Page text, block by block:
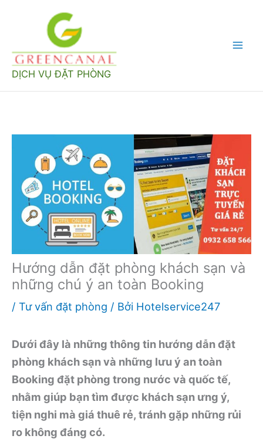
dung
DỊCH VỤ ĐẶT PHÒNG
Hướng dẫn đặt phòng khách sạn và
những chú ý an toàn Booking
/ Tư vấn đặt phòng / Bởi Hotelservice247
Dưới đây là những thông tin hướng dẫn đặt
phòng khách sạn và những lưu ý an toàn
Booking đặt phòng trong nước và quốc tế,
nhằm giúp bạn tìm được khách sạn ưng ý,
tiện nghi mà giá thuê rẻ, tránh gặp những rủi
ro không đáng có.